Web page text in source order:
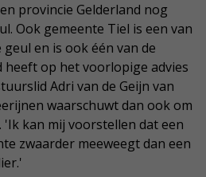
provincie Gelderland nog
Ook gemeente Tiel is een van
en is ook één van de
op het voorlopige advies
Adri van de Geijn van
waarschuwt dan ook om
kan mij voorstellen dat een
zwaarder meeweegt dan een